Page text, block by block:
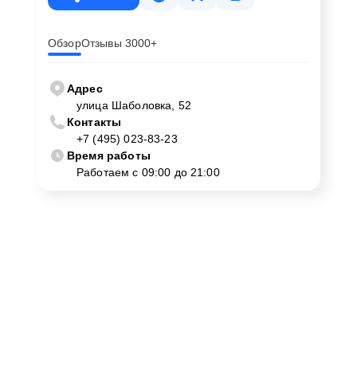
ОбзорОтзывы 3000+
Адрес
улица Шаболовка, 52
Контакты
+7 (495) 023-83-23
Время работы
Работаем с 09:00 до 21:00